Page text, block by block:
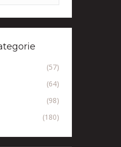
(57)
(64)
(98)
(180)